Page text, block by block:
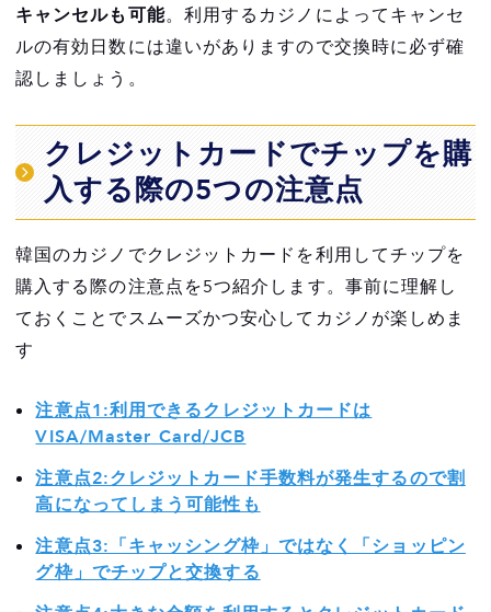
韓国でカジノを楽しみたい方はインスパイ
ア・エンターテインメント・リゾートがおすすめ
24時間体制で日本語対応スタッフがサポート
INSPIRE CASINO VIP CLUB経由でカジノ会
員カードを登録してお得にカジノを楽しめる
韓国最大のカジノ・リゾート施設
まとめ
キャンセルも可能。利用するカジノによってキャンセ
ルの有効日数には違いがありますので交換時に必ず確
認しましょう。
クレジットカードでチップを購
入する際の5つの注意点
韓国のカジノでクレジットカードを利用してチップを
購入する際の注意点を5つ紹介します。事前に理解し
ておくことでスムーズかつ安心してカジノが楽しめま
す
注意点1:利用できるクレジットカードは
VISA/Master Card/JCB
注意点2:クレジットカード手数料が発生するので割
高になってしまう可能性も
注意点3:「キャッシング枠」ではなく「ショッピン
グ枠」でチップと交換する